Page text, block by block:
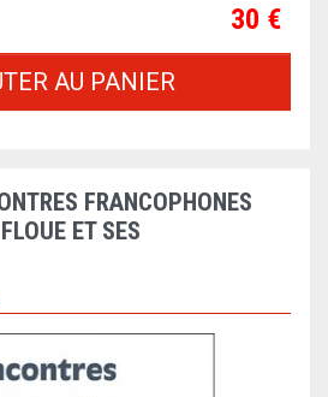
Prix
30 €
AU PANIER
FRANCOPHONES
ET SES